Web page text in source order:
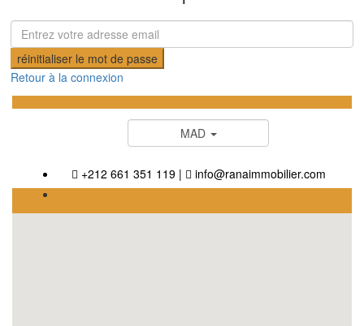
réinitialiser le mot de passe
Retour à la connexion
MAD
+212 661 351 119| info@ranaimmobilier.com